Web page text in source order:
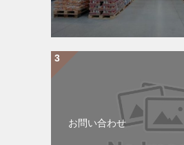
お問い合わせ